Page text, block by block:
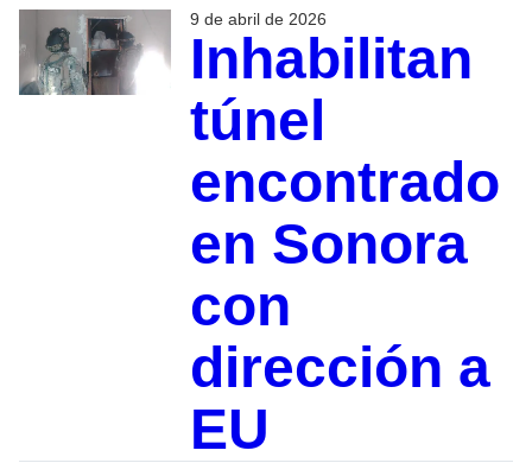
9 de abril de 2026
Inhabilitan
túnel
encontrado
en Sonora
con
dirección a
EU